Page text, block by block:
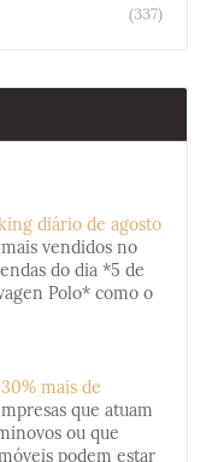
(337)
diário de agosto
vendidos no
do dia *5 de
Polo* como o
mais de
que atuam
ou que
podem estar